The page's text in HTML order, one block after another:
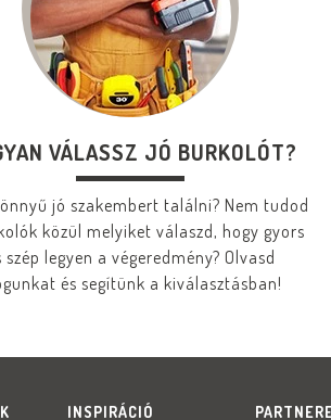
VÁLASSZ JÓ BURKOLÓT?
jó szakembert találni? Nem tudod
közül melyiket válaszd, hogy gyors
szép legyen a végeredmény? Olvasd
és segítünk a kiválasztásban!
INSPIRÁCIÓ